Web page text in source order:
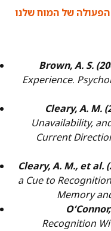
הפעולה של המוח שלנו
Brown, A. S.
Experience.
Cleary, A. M.
Unavailability,
Current
Cleary, A. M., et al.
a Cue to
Memory
Recognition